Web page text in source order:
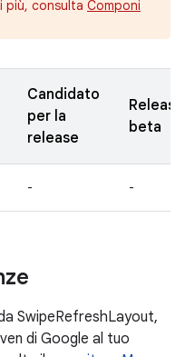
più, consulta Componi
Candidato
per la
release
Release
beta
- -
SwipeRefreshLayout,
di Google al tuo